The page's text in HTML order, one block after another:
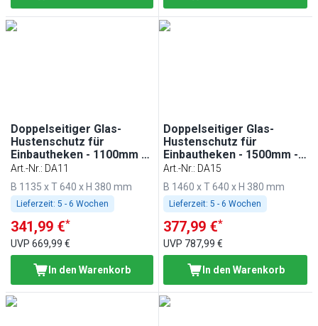
Doppelseitiger Glas-
Hustenschutz für
Einbautheken - 1100mm -
für BA116, WA116, KA116,
PA116 & EA116
Art.-Nr.: DA11
B 1135 x T 640 x H 380 mm
Lieferzeit: 5 - 6 Wochen
341,99 €*
UVP 669,99 €
In den Warenkorb
Doppelseitiger Glas-
Hustenschutz für
Einbautheken - 1500mm -
für BA156, WA156, KA156,
PA156 & EA156
Art.-Nr.: DA15
B 1460 x T 640 x H 380 mm
Lieferzeit: 5 - 6 Wochen
377,99 €*
UVP 787,99 €
In den Warenkorb